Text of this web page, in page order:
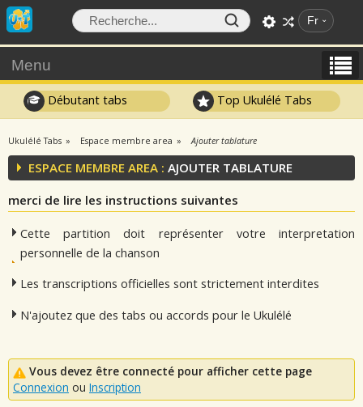
Fr
Menu
Débutant tabs Top Ukulélé Tabs
Ukulélé Tabs Espace membre area Ajouter tablature
ESPACE MEMBRE AREA : AJOUTER TABLATURE
merci de lire les instructions suivantes
Cette partition doit représenter votre interpretation
personnelle de la chanson
Les transcriptions officielles sont strictement interdites
N'ajoutez que des tabs ou accords pour le Ukulélé
Vous devez être connecté pour afficher cette page
Connexion ou Inscription